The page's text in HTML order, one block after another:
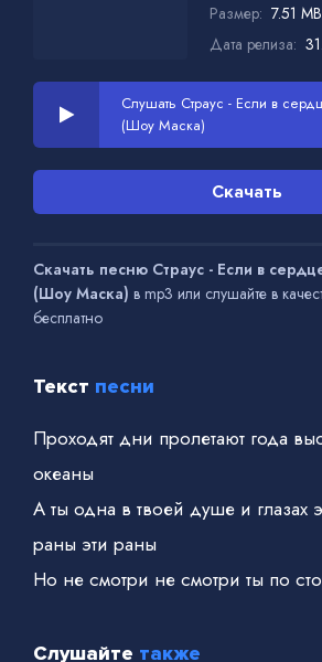
Размер: 7.51 MB
Дата релиза:
Слушать Страус - Если в
(Шоу Маска)
Скачать
Скачать песню Страус - Если в
(Шоу Маска) в mp3 или слушайте в
бесплатно
Текст песни
Проходят дни пролетают года
океаны
А ты одна в твоей душе и глазах
раны эти раны
Но не смотри не смотри ты по
Слушайте также